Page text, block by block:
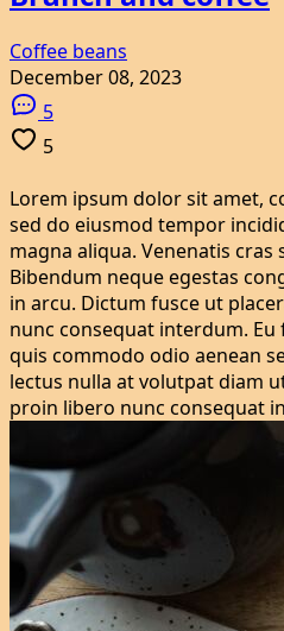
Coffee beans
December 08, 2023
5
5
Lorem ipsum dolor sit amet,
sed do eiusmod tempor
magna aliqua. Venenatis cras
Bibendum neque egestas
in arcu. Dictum fusce ut
nunc consequat interdum.
quis commodo odio aenean
lectus nulla at volutpat diam
proin libero nunc consequat